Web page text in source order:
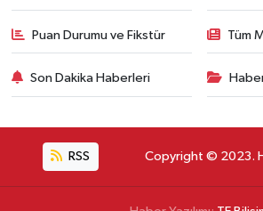
Puan Durumu ve Fikstür Tüm
Son Dakika Haberleri
RSS Copyright © 2023.